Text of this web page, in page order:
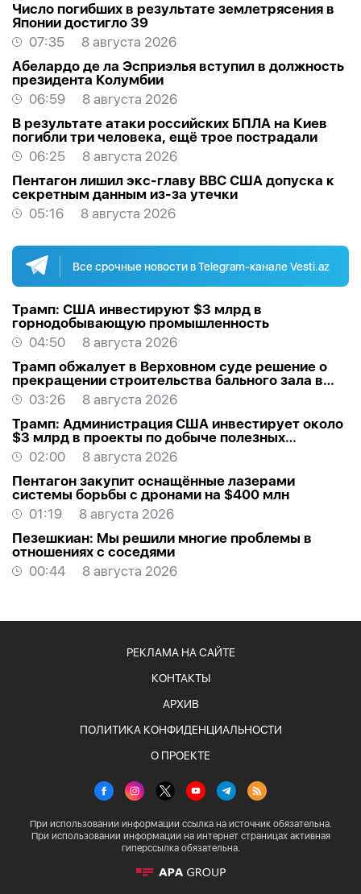
Число погибших в результате землетрясения в
Японии достигло 39
07:35
8 августа 2026
Абелардо де ла Эсприэлья вступил в должность
президента Колумбии
06:59
8 августа 2026
В результате атаки российских БПЛА на Киев
погибли три человека, ещё трое пострадали
06:25
8 августа 2026
Пентагон лишил экс-главу ВВС США допуска к
секретным данным из-за утечки
05:16
8 августа 2026
Все срочные новости в Telegram-канале Vesti.az
Трамп: США инвестируют $3 млрд в
горнодобывающую промышленность
04:50
8 августа 2026
Трамп обжалует в Верховном суде решение о
прекращении строительства бального зала в
Белом доме
03:26
8 августа 2026
Трамп: Администрация США инвестирует около
$3 млрд в проекты по добыче полезных
ископаемых
02:00
8 августа 2026
Пентагон закупит оснащённые лазерами
системы борьбы с дронами на $400 млн
01:19
8 августа 2026
Пезешкиан: Мы решили многие проблемы в
отношениях с соседями
00:44
8 августа 2026
РЕКЛАМА НА САЙТЕ
КОНТАКТЫ
АРХИВ
ПОЛИТИКА КОНФИДЕНЦИАЛЬНОСТИ
О ПРОЕКТЕ
При использовании информации ссылка на источник обязательна.
При использовании информации на интернет страницах активная
гиперссылка обязательна.